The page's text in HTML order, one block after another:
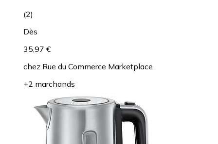
(2)
Dès
35,97 €
chez Rue du Commerce Marketplace
+2 marchands